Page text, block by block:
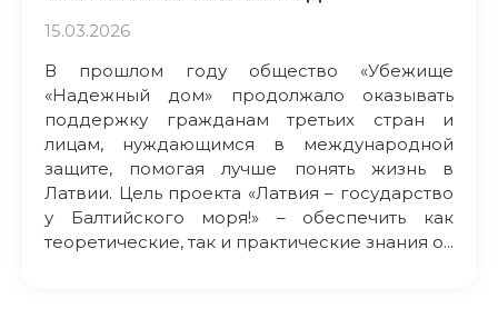
15.03.2026
В прошлом году общество «Убежище
«Надежный дом» продолжало оказывать
поддержку гражданам третьих стран и
лицам, нуждающимся в международной
защите, помогая лучше понять жизнь в
Латвии. Цель проекта «Латвия – государство
у Балтийского моря!» – обеспечить как
теоретические, так и практические знания о...